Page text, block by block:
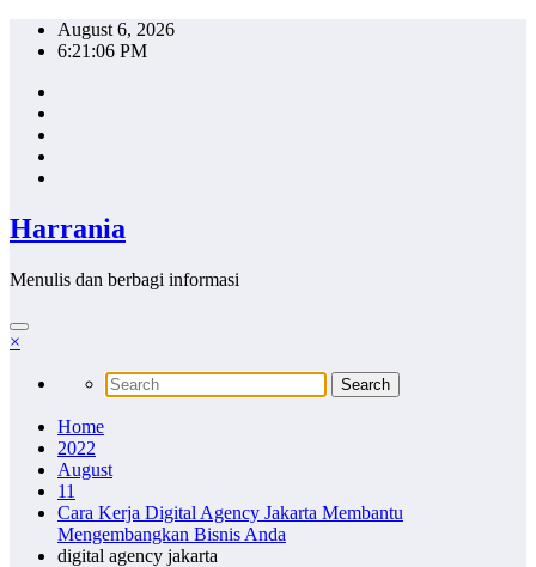
Skip
August 6, 2026
6:21:07 PM
Harrania
Menulis dan berbagi informasi
×
Home
2022
August
11
Cara Kerja Digital Agency Jakarta Membantu
Mengembangkan Bisnis Anda
digital agency jakarta